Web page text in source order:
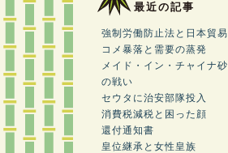
最近の記事
強制労働防止法と日本貿易
コメ暴落と需要の蒸発
メイド・イン・チャイナ
の戦い
セウタに治安部隊投入
消費税減税と困った顔
還付通知書
皇位継承と女性皇族